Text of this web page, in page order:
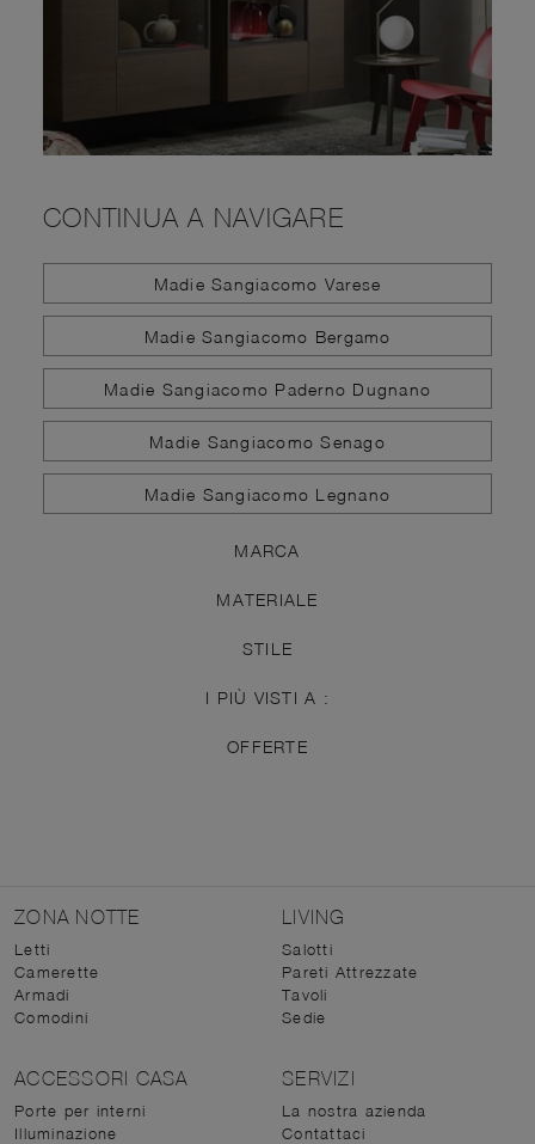
CONTINUA A NAVIGARE
Madie Sangiacomo Varese
Madie Sangiacomo Bergamo
Madie Sangiacomo Paderno Dugnano
Madie Sangiacomo Senago
Madie Sangiacomo Legnano
MARCA
MATERIALE
STILE
I PIÙ VISTI A :
OFFERTE
ZONA NOTTE
Letti
Camerette
Armadi
Comodini
LIVING
Salotti
Pareti Attrezzate
Tavoli
Sedie
ACCESSORI CASA
Porte per interni
Illuminazione
SERVIZI
La nostra azienda
Contattaci